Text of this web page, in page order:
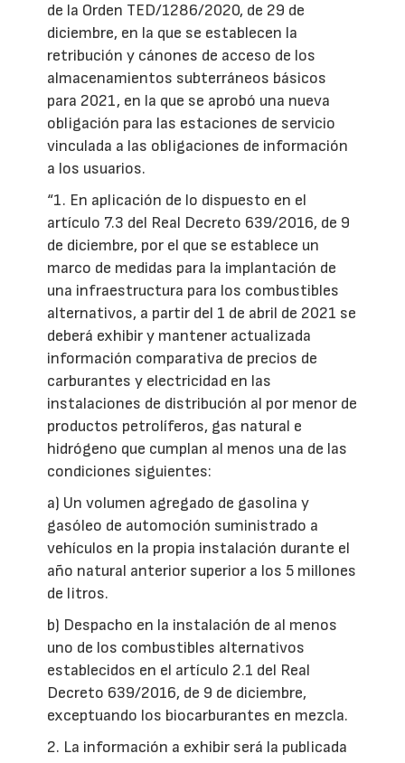
de la Orden TED/1286/2020, de 29 de
diciembre, en la que se establecen la
retribución y cánones de acceso de los
almacenamientos subterráneos básicos
para 2021, en la que se aprobó una nueva
obligación para las estaciones de servicio
vinculada a las obligaciones de información
a los usuarios.
“1. En aplicación de lo dispuesto en el
artículo 7.3 del Real Decreto 639/2016, de 9
de diciembre, por el que se establece un
marco de medidas para la implantación de
una infraestructura para los combustibles
alternativos, a partir del 1 de abril de 2021 se
deberá exhibir y mantener actualizada
información comparativa de precios de
carburantes y electricidad en las
instalaciones de distribución al por menor de
productos petrolíferos, gas natural e
hidrógeno que cumplan al menos una de las
condiciones siguientes:
a) Un volumen agregado de gasolina y
gasóleo de automoción suministrado a
vehículos en la propia instalación durante el
año natural anterior superior a los 5 millones
de litros.
b) Despacho en la instalación de al menos
uno de los combustibles alternativos
establecidos en el artículo 2.1 del Real
Decreto 639/2016, de 9 de diciembre,
exceptuando los biocarburantes en mezcla.
2. La información a exhibir será la publicada